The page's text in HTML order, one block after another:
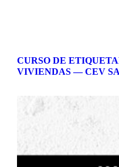
CURSO DE
VIVIENDAS — CEV